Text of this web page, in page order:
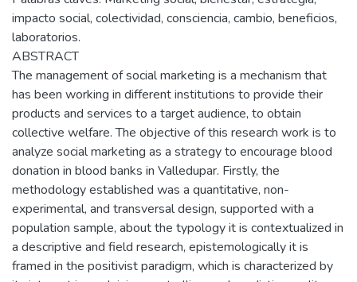
impacto social, colectividad, consciencia, cambio, beneficios,
laboratorios.
ABSTRACT
The management of social marketing is a mechanism that
has been working in different institutions to provide their
products and services to a target audience, to obtain
collective welfare. The objective of this research work is to
analyze social marketing as a strategy to encourage blood
donation in blood banks in Valledupar. Firstly, the
methodology established was a quantitative, non-
experimental, and transversal design, supported with a
population sample, about the typology it is contextualized in
a descriptive and field research, epistemologically it is
framed in the positivist paradigm, which is characterized by